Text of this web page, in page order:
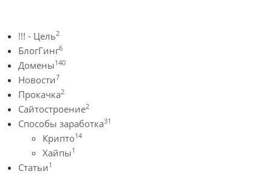
!!! - Цель2
БлогГинг6
Домены140
Новости7
Прокачка2
Сайтостроение2
Способы заработка31
Крипто14
Хайпы1
Статьи1